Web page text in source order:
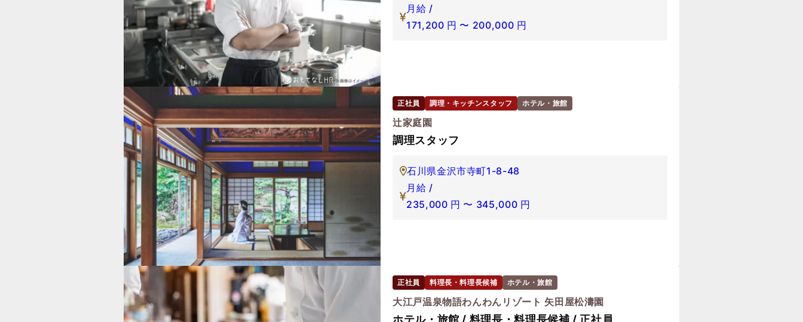
月給 /
171,200 円 〜 200,000 円
正社員 調理・キッチンスタッフ ホテル・旅館
辻家庭園
調理スタッフ
石川県金沢市寺町1-8-48
月給 /
235,000 円 〜 345,000 円
正社員 料理長・料理長候補 ホテル・旅館
大江戸温泉物語わんわんリゾート 矢田屋松濤園
ホテル・旅館 / 料理長・料理長候補 / 正社員